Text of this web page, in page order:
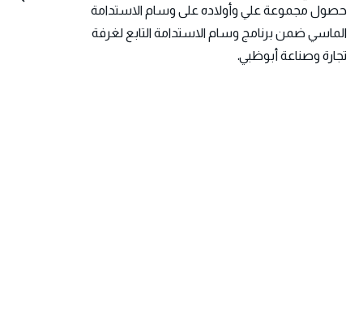
حصول مجموعة علي وأولاده على وسام الاستدامة
الماسي ضمن برنامج وسام الاستدامة التابع لغرفة
تجارة وصناعة أبوظبي.